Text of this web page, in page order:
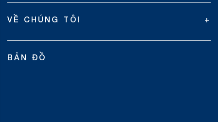
VỀ CHÚNG TÔI
BẢN ĐỒ